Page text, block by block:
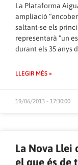
La Plataforma
ampliació
saltant-se els
representarà “un
durant els 35 anys
LLEGIR MÉS »
19/06/2013 - 17:30:00
La Nova Llei
el que és de